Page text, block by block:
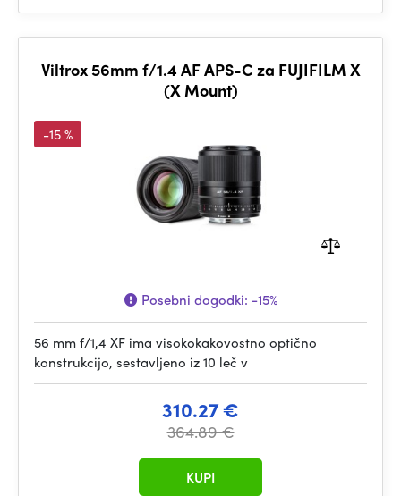
Viltrox 56mm f/1.4 AF APS-C za FUJIFILM X
(X Mount)
-15 %
Posebni dogodki: -15%
56 mm f/1,4 XF ima visokokakovostno optično
konstrukcijo, sestavljeno iz 10 leč v
310.27 €
364.89 €
KUPI